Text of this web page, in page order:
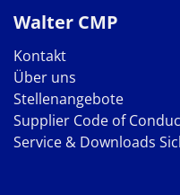
Walter CMP
Kontakt
Über uns
Stellenangebote
Supplier Code of
Service & Downloads